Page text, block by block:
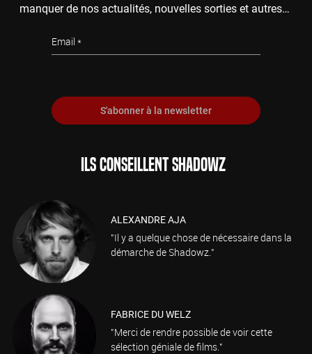
manquer de nos actualités, nouvelles sorties et autres
Email
S'abonner à la newsletter
ILS CONSEILLENT SHADOWZ
ALEXANDRE AJA
"Il y a quelque chose de nécessaire dans la
démarche de Shadowz."
FABRICE DU WELZ
"Merci de rendre possible de voir cette
sélection géniale de films."